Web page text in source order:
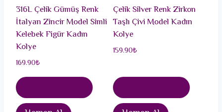
316L Çelik Gümüş Renk
İtalyan Zincir Model Simli
Kelebek Figür Kadın
Kolye
169.90₺
Çelik Silver Renk Zirkon
Taşlı Çivi Model Kadın
Kolye
159.90₺